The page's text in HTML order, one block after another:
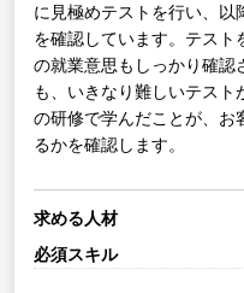
に見極めテストを行い、以
を確認しています。テスト
の就業意思もしっかり確認
も、いきなり難しいテス
の研修で学んだことが、お
るかを確認します。
求める人材
必須スキル